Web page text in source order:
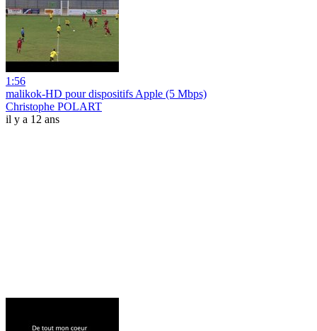
1:56
malikok-HD pour dispositifs Apple (5 Mbps)
Christophe POLART
il y a 12 ans